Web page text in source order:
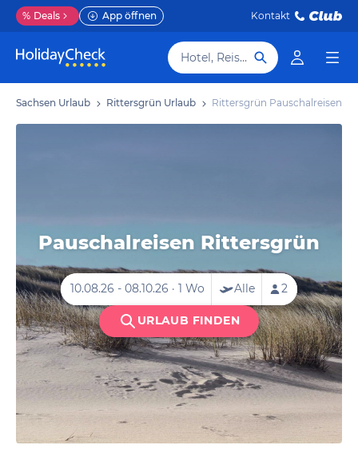
% Deals App öffnen Kontakt
Hotel, Reiseziel
Sachsen Urlaub Rittersgrün Urlaub Rittersgrün Pauschalreisen
Pauschalreisen Rittersgrün